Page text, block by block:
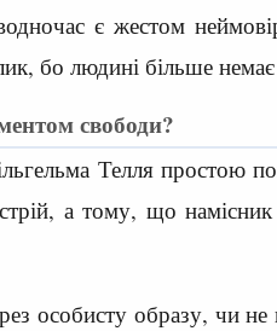
є жестом
бо людині більше
свободи?
Телля простою
а тому, що
особисту образу, чи не